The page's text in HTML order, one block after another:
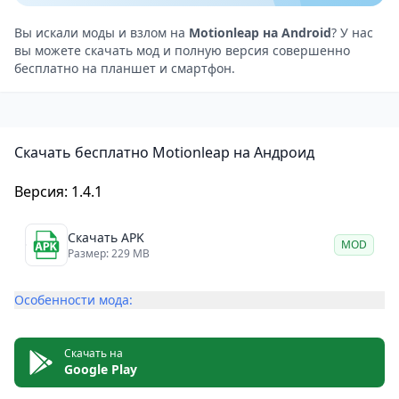
благодаря своей встроенной системе знакомого
интерфейса. С помощью нескольких простых
операций пользователи могут легко настроить
свои фотографии, чтобы они ожили как никогда
Чтобы начать использовать эффекты в этом
добавить изображение в редактор. Затем можно
выбрать один из доступных фильтров. Если вы
хотите анимировать изображение, нужно отметить
образом, новое приложение сможет определить, в
Достаточно коснуться иконок редактирования на
экране, чтобы ваши фотографии изменились. В
Вы искали моды и взлом на Motionleap на Android? У нас
вы можете скачать мод и полную версия совершенно
бесплатно на планшет и смартфон.
Скачать бесплатно Motionleap на Андроид
Версия: 1.4.1
Скачать APK
Размер: 229 MB
MOD
Особенности мода:
Скачать на
Google Play